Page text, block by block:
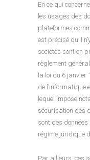
En ce qui
les usages des
plateformes
est précisé qu’il
sociétés sont en
règlement
la loi du 6 janvier
de l’informatique
lequel impose
sécurisation des
sont des données
régime juridique
Par ailleurs, ces